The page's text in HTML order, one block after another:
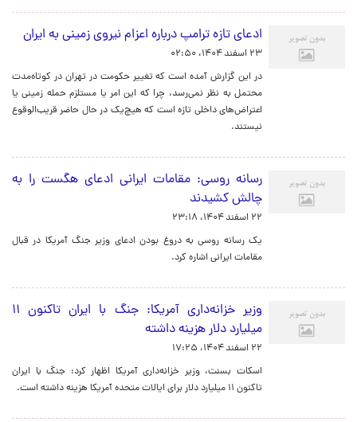
ادعای تازه ترامپ درباره اعزام نیروی زمینی به ایران
۲۳ اسفند ۱۴۰۴، ۰۲:۵۰
در این گزارش آمده است که تغییر حکومت در تهران در کوتاه‌مدت
محتمل به نظر نمی‌رسد، چرا که این امر یا مستلزم حمله زمینی یا
اعتراض‌های داخلی تازه است که هیچ‌یک در حال حاضر قریب‌الوقوع
نیستند.
رسانه روسی: مقامات ایرانی ادعای هگست را به
چالش کشیدند
۲۲ اسفند ۱۴۰۴، ۲۳:۱۸
یک رسانه روسی به دروغ بودن ادعای وزیر جنگ آمریکا در قبال
مقامات ایرانی اشاره کرد.
وزیر خزانه‌داری آمریکا: جنگ با ایران تاکنون ۱۱
میلیارد دلار هزینه داشته
۲۲ اسفند ۱۴۰۴، ۱۷:۲۵
اسکات بسنت، وزیر خزانه‌داری آمریکا اظهار کرد: جنگ با ایران
تاکنون ۱۱ میلیارد دلار برای ایالات متحده آمریکا هزینه داشته است.